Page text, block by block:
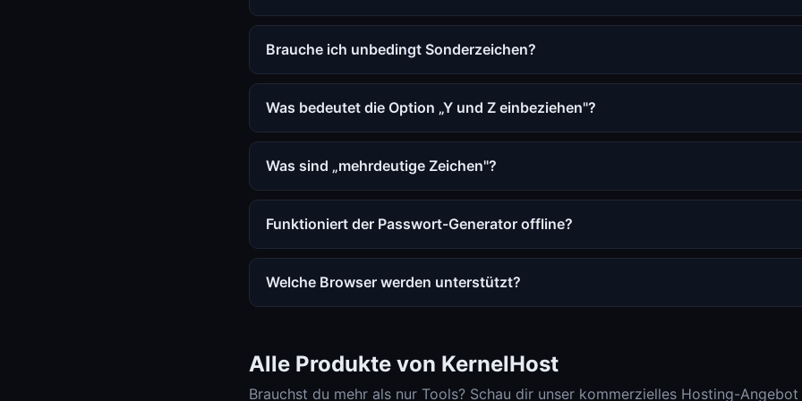
Brauche ich unbedingt Sonderzeichen?
Was bedeutet die Option „Y und Z einbeziehen"?
Was sind „mehrdeutige Zeichen"?
Funktioniert der Passwort-Generator offline?
Welche Browser werden unterstützt?
Alle Produkte von KernelHost
Brauchst du mehr als nur Tools? Schau dir unser kommerzielles Hosting-Angebot